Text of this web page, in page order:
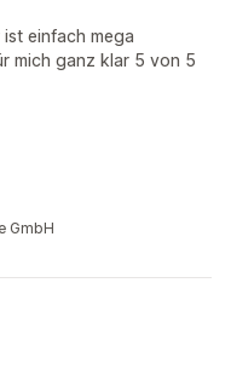
einfach mega
mich ganz klar 5 von 5
GmbH